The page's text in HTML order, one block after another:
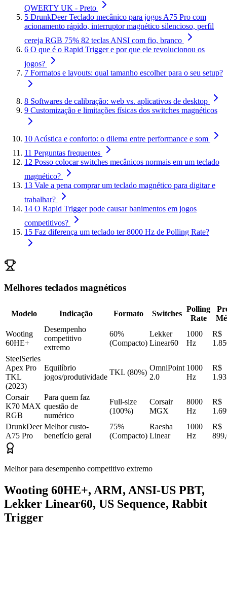
QWERTY UK - Preto
5 DrunkDeer Teclado mecânico para jogos A75 Pro com
acionamento rápido, interruptor magnético silencioso, perfil
cereja RGB 75% 82 teclas ANSI com fio, branco
6 O que é o Rapid Trigger e por que ele revolucionou os
jogos?
7 Formatos e layouts: qual tamanho escolher para o seu setup?
8 Softwares de calibração: web vs. aplicativos de desktop
9 Customização e limitações físicas dos switches magnéticos
10 Acústica e conforto: o dilema entre performance e som
11 Perguntas frequentes
12 Posso colocar switches mecânicos normais em um teclado
magnético?
13 Vale a pena comprar um teclado magnético para digitar e
trabalhar?
14 O Rapid Trigger pode causar banimentos em jogos
competitivos?
15 Faz diferença um teclado ter 8000 Hz de Polling Rate?
Melhores teclados magnéticos
Modelo Indicação Formato Switches
Polling
Rate
Wooting
60HE+
Desempenho
competitivo
extremo
60%
(Compacto)
Lekker
Linear60
1000
Hz
R$
SteelSeries
Apex Pro
TKL
(2023)
Equilíbrio
jogos/produtividade
TKL (80%)
OmniPoint
2.0
1000
Hz
R$
Corsair
K70 MAX
RGB
Para quem faz
questão de
numérico
Full-size
(100%)
Corsair
MGX
8000
Hz
R$
DrunkDeer
A75 Pro
Melhor custo-
benefício geral
75%
(Compacto)
Raesha
Linear
1000
Hz
R$
Melhor para desempenho competitivo extremo
Wooting 60HE+, ARM, ANSI-US PBT,
Lekker Linear60, US Sequence, Rabbit
Trigger